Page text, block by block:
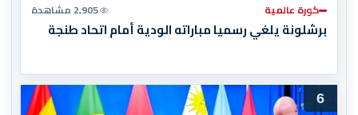
كورة عالمية 2,905 مشاهدة
برشلونة يلغي رسميا مباراته الودية أمام اتحاد طنجة
6